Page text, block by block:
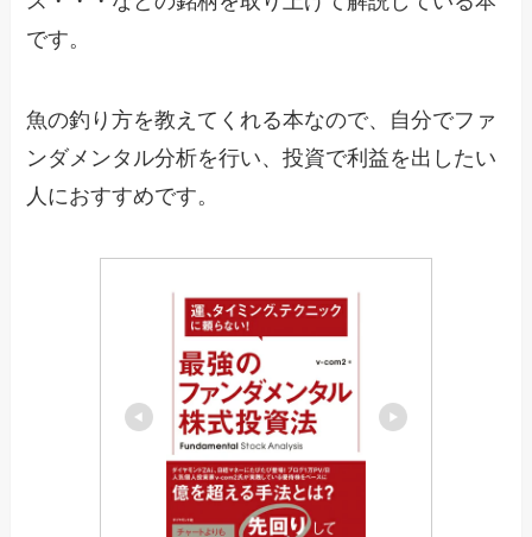
です。
魚の釣り方を教えてくれる本なので、自分でファ
ンダメンタル分析を行い、投資で利益を出したい
人におすすめです。